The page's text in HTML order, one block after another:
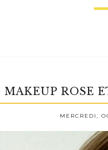
MAKEUP ROSE
MERCREDI,